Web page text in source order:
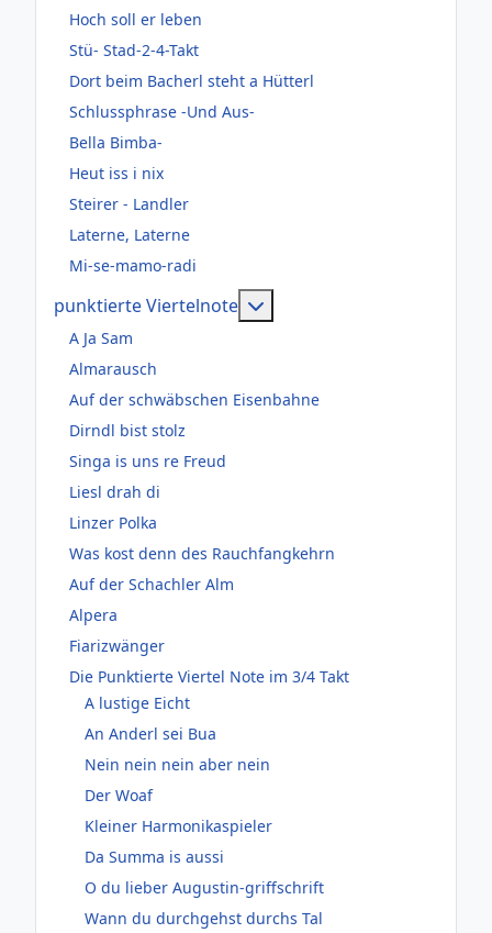
Hoch soll er leben
Stü- Stad-2-4-Takt
Dort beim Bacherl steht a Hütterl
Schlussphrase -Und Aus-
Bella Bimba-
Heut iss i nix
Steirer - Landler
Laterne, Laterne
Mi-se-mamo-radi
punktierte Viertelnote
A Ja Sam
Almarausch
Auf der schwäbschen Eisenbahne
Dirndl bist stolz
Singa is uns re Freud
Liesl drah di
Linzer Polka
Was kost denn des Rauchfangkehrn
Auf der Schachler Alm
Alpera
Fiarizwänger
Die Punktierte Viertel Note im 3/4 Takt
A lustige Eicht
An Anderl sei Bua
Nein nein nein aber nein
Der Woaf
Kleiner Harmonikaspieler
Da Summa is aussi
O du lieber Augustin-griffschrift
Wann du durchgehst durchs Tal